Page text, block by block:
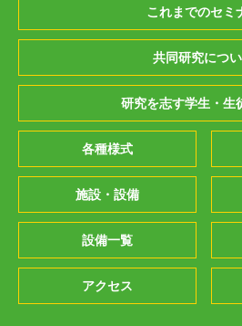
これまでのセミ
共同研究につ
研究を志す学生・生
各種様式
施設・設備
設備一覧
アクセス